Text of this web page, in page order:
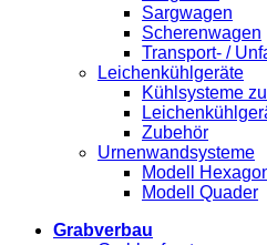
Sargwagen
Scherenwagen
Transport- /
Leichenkühlgeräte
Kühlsysteme
Zubehör
Urnenwandsysteme
Modell
Modell Quader
Grabverbau